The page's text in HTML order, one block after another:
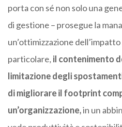
porta con sé non solo una
di gestione – prosegue la
un’ottimizzazione
particolare, il contenimento
limitazione degli
di migliorare il footprint
un’organizzazione,in un